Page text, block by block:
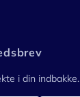
i din indbakke.